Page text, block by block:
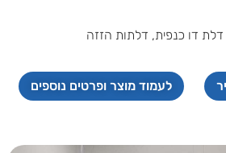
דלת דו כנפית, דלתות הזזה
לעמוד מוצר ופרטים נוספים